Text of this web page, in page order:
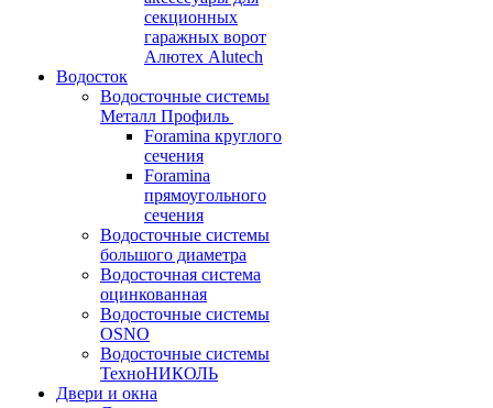
секционных
гаражных ворот
Алютех Alutech
Водосток
Водосточные системы
Металл Профиль
Foramina круглого
сечения
Foramina
прямоугольного
сечения
Водосточные системы
большого диаметра
Водосточная система
оцинкованная
Водосточные системы
OSNO
Водосточные системы
ТехноНИКОЛЬ
Двери и окна